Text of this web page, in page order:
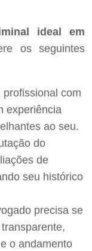
ideal em
os seguintes
com
experiência
ao seu.
do
de
seu histórico
precisa se
o andamento